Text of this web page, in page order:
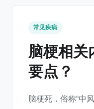
常见疾病
脑梗相关
要点？
脑梗死，俗称“中